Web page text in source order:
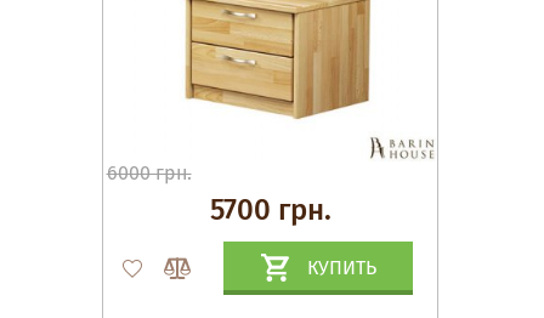
6000 грн.
5700 грн.
КУПИТЬ